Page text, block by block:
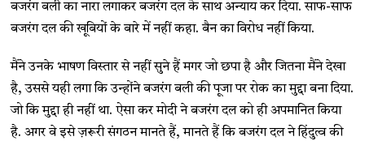
बजरंग बली का नारा लगाकर बजरंग दल के साथ अन्याय कर दिया. साफ-साफ
बजरंग दल की खूबियों के बारे में नहीं कहा. बैन का विरोध नहीं किया.
मैंने उनके भाषण विस्तार से नहीं सुने हैं मगर जो छपा है और जितना मैंने देखा
है, उससे यही लगा कि उन्होंने बजरंग बली की पूजा पर रोक का मुद्दा बना दिया.
जो कि मुद्दा ही नहीं था. ऐसा कर मोदी ने बजरंग दल को ही अपमानित किया
है. अगर वे इसे ज़रूरी संगठन मानते हैं, मानते हैं कि बजरंग दल ने हिंदुत्व की